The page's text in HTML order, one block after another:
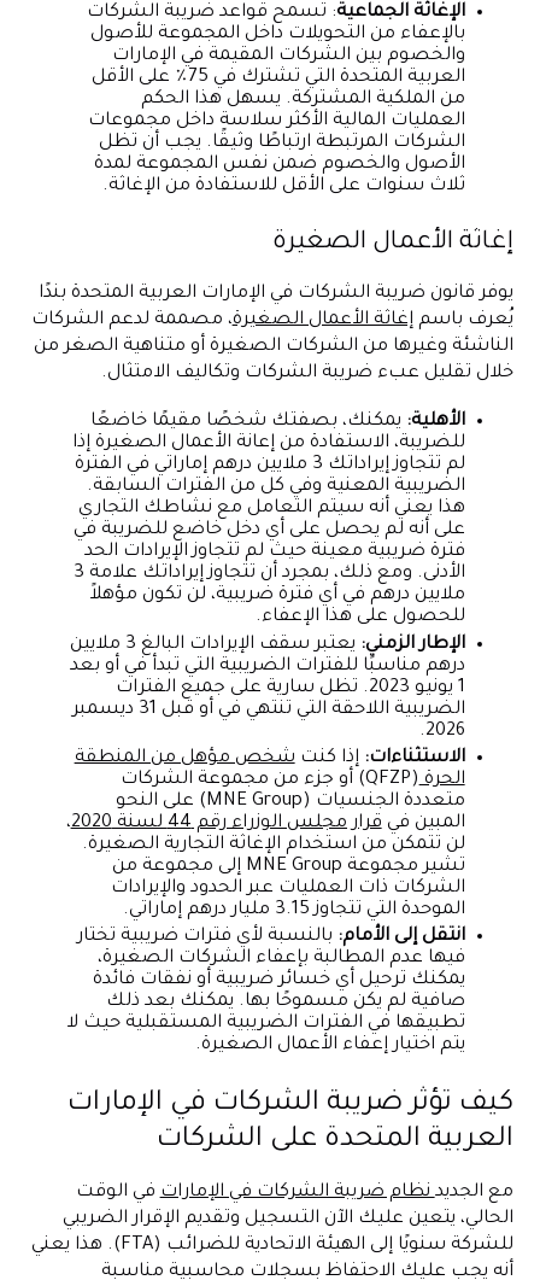
الإغاثة الجماعية: تسمح قواعد ضريبة الشركات
بالإعفاء من التحويلات داخل المجموعة للأصول
والخصوم بين الشركات المقيمة في الإمارات
العربية المتحدة التي تشترك في 75٪ على الأقل
من الملكية المشتركة. يسهل هذا الحكم
العمليات المالية الأكثر سلاسة داخل مجموعات
الشركات المرتبطة ارتباطًا وثيقًا. يجب أن تظل
الأصول والخصوم ضمن نفس المجموعة لمدة
ثلاث سنوات على الأقل للاستفادة من الإغاثة.
إغاثة الأعمال الصغيرة
يوفر قانون ضريبة الشركات في الإمارات العربية المتحدة بندًا
يُعرف باسمإغاثة الأعمال الصغيرة، مصممة لدعم الشركات
الناشئة وغيرها من الشركات الصغيرة أو متناهية الصغر من
خلال تقليل عبء ضريبة الشركات وتكاليف الامتثال.
الأهلية: يمكنك، بصفتك شخصًا مقيمًا خاضعًا
للضريبة، الاستفادة من إعانة الأعمال الصغيرة إذا
لم تتجاوز إيراداتك 3 ملايين درهم إماراتي في الفترة
الضريبية المعنية وفي كل من الفترات السابقة.
هذا يعني أنه سيتم التعامل مع نشاطك التجاري
على أنه لم يحصل على أي دخل خاضع للضريبة في
فترة ضريبية معينة حيث لم تتجاوز الإيرادات الحد
الأدنى. ومع ذلك، بمجرد أن تتجاوز إيراداتك علامة 3
ملايين درهم في أي فترة ضريبية، لن تكون مؤهلاً
للحصول على هذا الإعفاء.
الإطار الزمني:
يعتبر سقف الإيرادات البالغ 3 ملايين
درهم مناسبًا للفترات الضريبية التي تبدأ في أو بعد
1 يونيو 2023. تظل سارية على جميع الفترات
الضريبية اللاحقة التي تنتهي في أو قبل 31 ديسمبر
2026.
الاستثناءات: إذا كنتشخص مؤهل من المنطقة
الحرة
(QFZP) أو جزء من مجموعة الشركات
متعددة الجنسيات (MNE Group) على النحو
المبين فيقرار مجلس الوزراء رقم 44 لسنة 2020
،
لن تتمكن من استخدام الإغاثة التجارية الصغيرة.
تشير مجموعة MNE Group إلى مجموعة من
الشركات ذات العمليات عبر الحدود والإيرادات
الموحدة التي تتجاوز 3.15 مليار درهم إماراتي.
انتقل إلى الأمام: بالنسبة لأي فترات ضريبية تختار
فيها عدم المطالبة بإعفاء الشركات الصغيرة،
يمكنك ترحيل أي خسائر ضريبية أو نفقات فائدة
صافية لم يكن مسموحًا بها. يمكنك بعد ذلك
تطبيقها في الفترات الضريبية المستقبلية حيث لا
يتم اختيار إعفاء الأعمال الصغيرة.
كيف تؤثر ضريبة الشركات في الإمارات
العربية المتحدة على الشركات
مع الجديدنظام ضريبة الشركات في الإماراتفي الوقت
الحالي، يتعين عليك الآن التسجيل وتقديم الإقرار الضريبي
للشركة سنويًا إلى الهيئة الاتحادية للضرائب (FTA). هذا يعني
أنه يجب عليك الاحتفاظ بسجلات محاسبية مناسبة